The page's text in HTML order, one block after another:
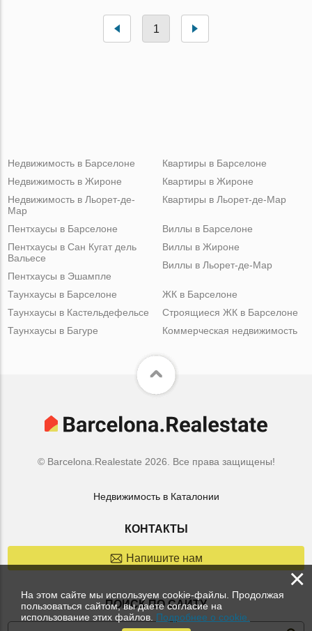
1
Недвижимость в Барселоне
Недвижимость в Жироне
Недвижимость в Льорет-де-
Мар
Квартиры в Барселоне
Квартиры в Жироне
Квартиры в Льорет-де-Мар
Пентхаусы в Барселоне
Пентхаусы в Сан Кугат дель
Вальесе
Пентхаусы в Эшампле
Виллы в Барселоне
Виллы в Жироне
Виллы в Льорет-де-Мар
Таунхаусы в Барселоне
Таунхаусы в Кастельдефельсе
Таунхаусы в Багуре
ЖК в Барселоне
Строящиеся ЖК в Барселоне
Коммерческая недвижимость
© Barcelona.Realestate 2026. Все права защищены!
Недвижимость в Каталонии
КОНТАКТЫ
Напишите нам
ПОИСК ПО САЙТУ
×
На этом сайте мы используем cookie-файлы. Продолжая
пользоваться сайтом, вы даете согласие на
использование этих файлов. Подробнее о cookie.